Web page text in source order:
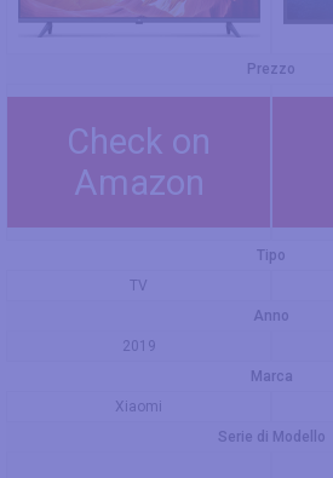
Prezzo
Check on
Amazon
Tipo
TV
Anno
2019
Marca
Xiaomi
Serie di Modello